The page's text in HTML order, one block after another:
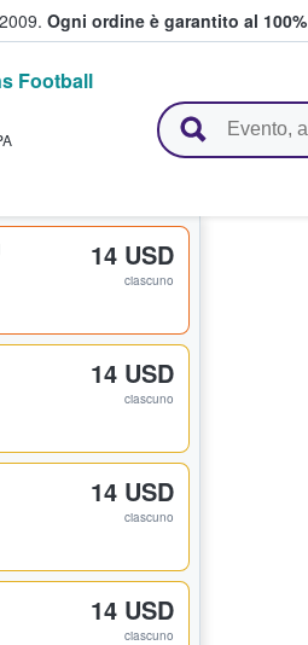
Ogni ordine è garantito al 100%
biglietti
Football
14 USD
ciascuno
14 USD
ciascuno
14 USD
ciascuno
14 USD
ciascuno